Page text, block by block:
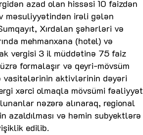
azad olan hissəsi 10 faizdən
məsuliyyətindən irəli gələn
Xırdalan şəhərləri və
mehmanxana (hotel) və
vergisi 3 il müddətinə 75 faiz
formalaşır və qeyri-mövsüm
vasitələrinin aktivlərinin dəyəri
xərci olmaqla mövsümi fəaliyyət
nəzərə alınaraq, regional
və həmin subyektlərə
edilib.